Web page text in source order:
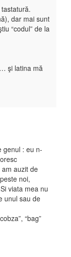
dar mai sunt
“codul” de la
şi latina mă
genul : eu n-
auzit de
noi,
viata mea nu
unul sau de
“bag”